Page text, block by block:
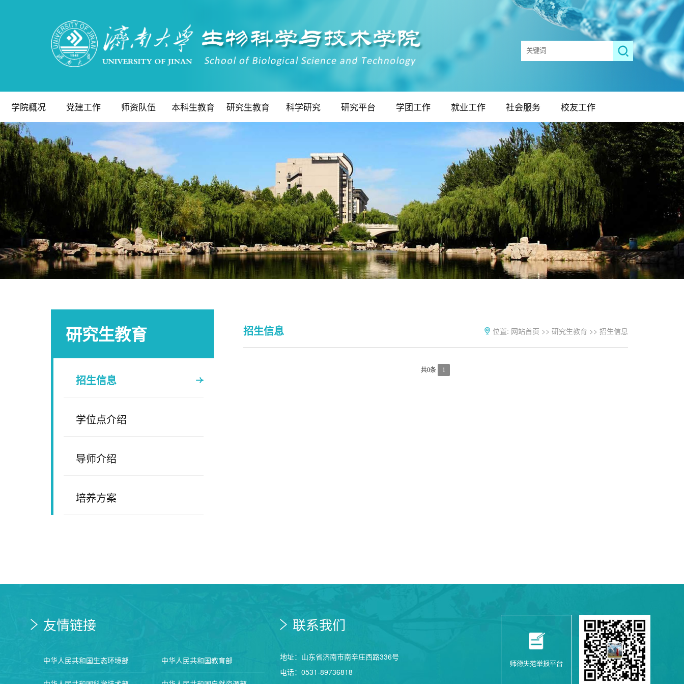
学院概况 党建工作 师资队伍 本科生教育 研究生教育 科学研究 研究平台 学团工作 就业工作 社会服务 校友工作
研究生教育
招生信息
学位点介绍
导师介绍
培养方案
招生信息 位置: 网站首页 >> 研究生教育 >> 招生信息
共0条 1
友情链接
中华人民共和国生态环境部 中华人民共和国教育部
联系我们
地址：山东省济南市南辛庄西路336号
电话：0531-89736818